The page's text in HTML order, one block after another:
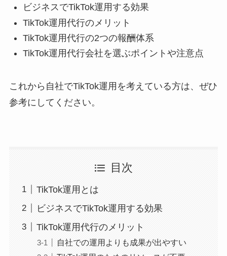
ビジネスでTikTok運用する効果
TikTok運用代行のメリット
TikTok運用代行の2つの報酬体系
TikTok運用代行会社を選ぶポイントや注意点
これから自社でTikTok運用を考えている方は、ぜひ
参考にしてください。
目次
TikTok運用とは
ビジネスでTikTok運用する効果
TikTok運用代行のメリット
自社での運用よりも成果が出やすい